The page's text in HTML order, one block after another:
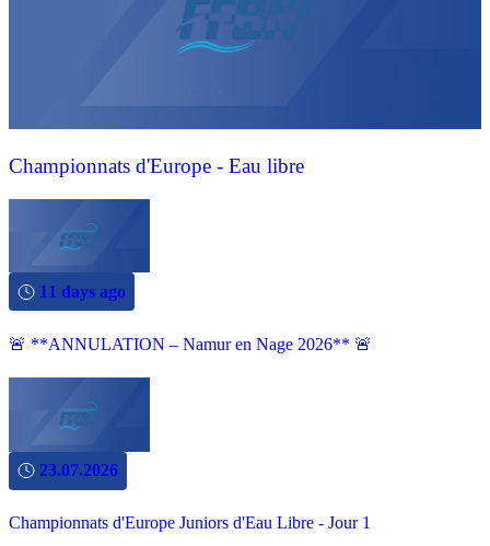
Championnats d'Europe - Eau libre
11 days ago
🚨 **ANNULATION – Namur en Nage 2026** 🚨
23.07.2026
Championnats d'Europe Juniors d'Eau Libre - Jour 1